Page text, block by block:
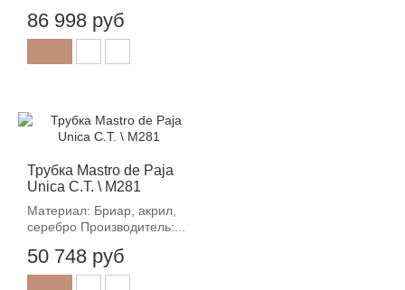
86 998 руб
Трубка Mastro de Paja
Unica C.T. \ M281
Материал: Бриар, акрил,
серебро Производитель:...
50 748 руб